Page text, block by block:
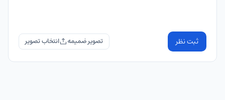
ثبت نظر تصویر ضمیمه